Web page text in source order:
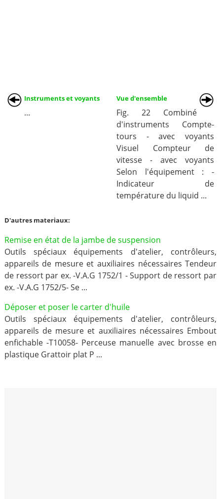
Instruments et voyants
...
Vue d'ensemble
Fig. 22 Combiné
d'instruments Compte-
tours - avec voyants
Visuel Compteur de
vitesse - avec voyants
Selon l'équipement : -
Indicateur de
température du liquid ...
D'autres materiaux:
Remise en état de la jambe de suspension
Outils spéciaux équipements d'atelier, contrôleurs,
appareils de mesure et auxiliaires nécessaires Tendeur
de ressort par ex. -V.A.G 1752/1 - Support de ressort par
ex. -V.A.G 1752/5- Se ...
Déposer et poser le carter d'huile
Outils spéciaux équipements d'atelier, contrôleurs,
appareils de mesure et auxiliaires nécessaires Embout
enfichable -T10058- Perceuse manuelle avec brosse en
plastique Grattoir plat P ...